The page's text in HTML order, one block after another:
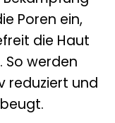
Poren ein,
die Haut
So werden
reduziert und